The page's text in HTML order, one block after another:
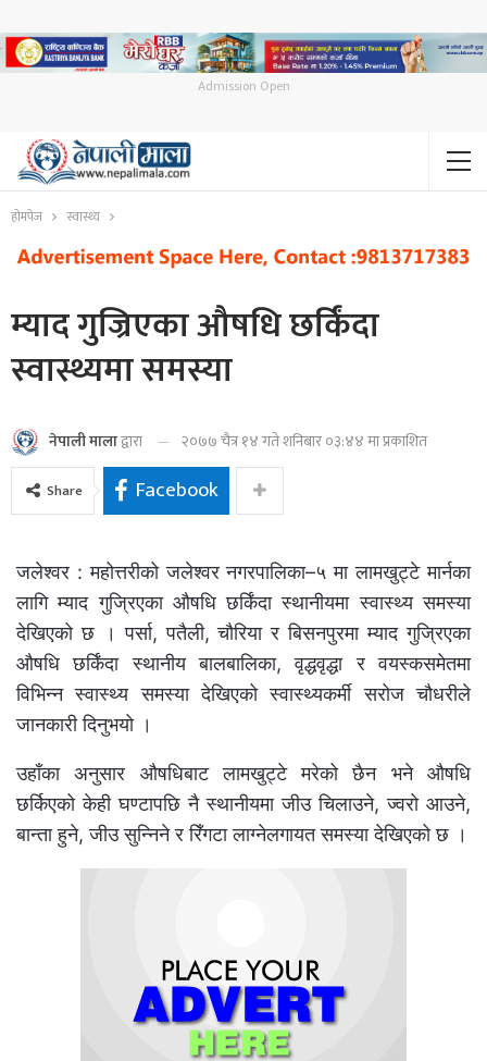
Admission Open
होमपेज स्वास्थ्य
म्याद गुज्रिएका औषधि छर्किंदा
स्वास्थ्यमा समस्या
नेपाली मालाद्वारा २०७७ चैत्र १४ गते शनिबार ०३:४४ मा प्रकाशित
Share Facebook
जलेश्वर : महोत्तरीको जलेश्वर नगरपालिका–५ मा लामखुट्टे मार्नका
लागि म्याद गुज्रिएका औषधि छर्किंदा स्थानीयमा स्वास्थ्य समस्या
देखिएको छ । पर्सा, पतैली, चौरिया र बिसनपुरमा म्याद गुज्रिएका
औषधि छर्किंदा स्थानीय बालबालिका, वृद्धवृद्धा र वयस्कसमेतमा
विभिन्न स्वास्थ्य समस्या देखिएको स्वास्थ्यकर्मी सरोज चौधरीले
जानकारी दिनुभयो ।
उहाँका अनुसार औषधिबाट लामखुट्टे मरेको छैन भने औषधि
छर्किएको केही घण्टापछि नै स्थानीयमा जीउ चिलाउने, ज्वरो आउने,
बान्ता हुने, जीउ सुन्निने र रिँगटा लाग्नेलगायत समस्या देखिएको छ ।